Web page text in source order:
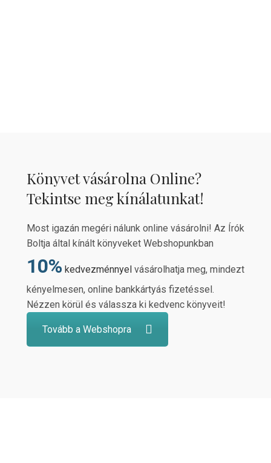
Könyvet vásárolna Online?
Tekintse meg kínálatunkat!
Most igazán megéri nálunk online vásárolni! Az Írók
Boltja által kínált könyveket Webshopunkban
10% kedvezménnyel vásárolhatja meg, mindezt
kényelmesen, online bankkártyás fizetéssel.
Nézzen körül és válassza ki kedvenc könyveit!
Tovább a Webshopra